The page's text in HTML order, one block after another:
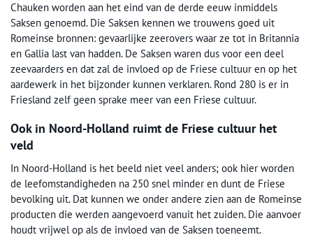
Chauken worden aan het eind van de derde eeuw inmiddels
Saksen genoemd. Die Saksen kennen we trouwens goed uit
Romeinse bronnen: gevaarlijke zeerovers waar ze tot in Britannia
en Gallia last van hadden. De Saksen waren dus voor een deel
zeevaarders en dat zal de invloed op de Friese cultuur en op het
aardewerk in het bijzonder kunnen verklaren. Rond 280 is er in
Friesland zelf geen sprake meer van een Friese cultuur.
Ook in Noord-Holland ruimt de Friese cultuur het
veld
In Noord-Holland is het beeld niet veel anders; ook hier worden
de leefomstandigheden na 250 snel minder en dunt de Friese
bevolking uit. Dat kunnen we onder andere zien aan de Romeinse
producten die werden aangevoerd vanuit het zuiden. Die aanvoer
houdt vrijwel op als de invloed van de Saksen toeneemt.